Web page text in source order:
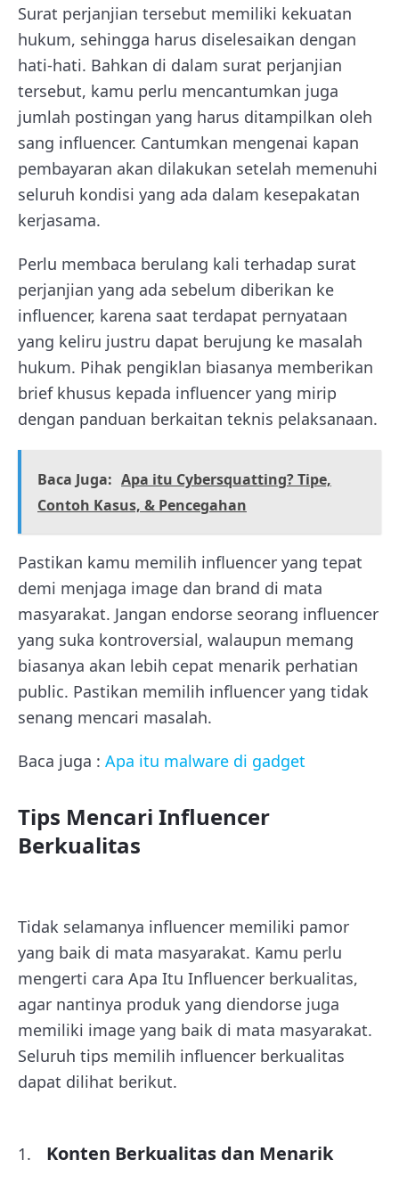
Surat perjanjian tersebut memiliki kekuatan
hukum, sehingga harus diselesaikan dengan
hati-hati. Bahkan di dalam surat perjanjian
tersebut, kamu perlu mencantumkan juga
jumlah postingan yang harus ditampilkan oleh
sang influencer. Cantumkan mengenai kapan
pembayaran akan dilakukan setelah memenuhi
seluruh kondisi yang ada dalam kesepakatan
kerjasama.
Perlu membaca berulang kali terhadap surat
perjanjian yang ada sebelum diberikan ke
influencer, karena saat terdapat pernyataan
yang keliru justru dapat berujung ke masalah
hukum. Pihak pengiklan biasanya memberikan
brief khusus kepada influencer yang mirip
dengan panduan berkaitan teknis pelaksanaan.
Baca Juga: Apa itu Cybersquatting? Tipe,
Contoh Kasus, & Pencegahan
Pastikan kamu memilih influencer yang tepat
demi menjaga image dan brand di mata
masyarakat. Jangan endorse seorang influencer
yang suka kontroversial, walaupun memang
biasanya akan lebih cepat menarik perhatian
public. Pastikan memilih influencer yang tidak
senang mencari masalah.
Baca juga : Apa itu malware di gadget
Tips Mencari Influencer
Berkualitas
Tidak selamanya influencer memiliki pamor
yang baik di mata masyarakat. Kamu perlu
mengerti cara Apa Itu Influencer berkualitas,
agar nantinya produk yang diendorse juga
memiliki image yang baik di mata masyarakat.
Seluruh tips memilih influencer berkualitas
dapat dilihat berikut.
Konten Berkualitas dan Menarik